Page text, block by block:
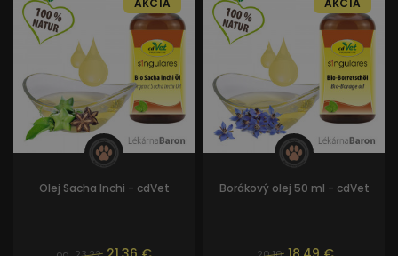
Olej Sacha Inchi - cdVet
AKCIA
Borákový olej 50 ml - cdVet
AKCIA